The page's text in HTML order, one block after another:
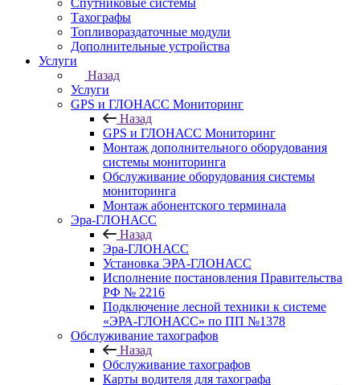
Спутниковые системы
Тахографы
Топливораздаточные модули
Дополнительные устройства
Услуги
Назад
Услуги
GPS и ГЛОНАСС Мониторинг
Назад
GPS и ГЛОНАСС Мониторинг
Монтаж дополнительного оборудования
системы мониторинга
Обслуживание оборудования системы
мониторинга
Монтаж абонентского терминала
Эра-ГЛОНАСС
Назад
Эра-ГЛОНАСС
Установка ЭРА-ГЛОНАСС
Исполнение постановления Правительства
РФ № 2216
Подключение лесной техники к системе
«ЭРА-ГЛОНАСС» по ПП №1378
Обслуживание тахографов
Назад
Обслуживание тахографов
Карты водителя для тахографа